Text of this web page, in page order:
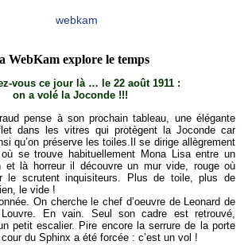
WebKam explore le temps
vous ce jour là … le 22 août 1911 :
on a volé la Joconde !!!
pense à son prochain tableau, une élégante
dans les vitres qui protègent la Joconde car
qu’on préserve les toiles.Il se dirige allègrement
se trouve habituellement Mona Lisa entre un
et là horreur il découvre un mur vide, rouge où
le scrutent inquisiteurs. Plus de toile, plus de
le vide !
On cherche le chef d’oeuvre de Leonard de
En vain. Seul son cadre est retrouvé,
petit escalier. Pire encore la serrure de la porte
du Sphinx a été forcée : c’est un vol !